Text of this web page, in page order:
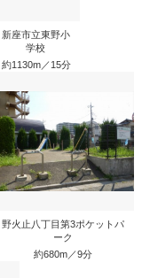
新座市立東野小
学校
約1130m／15分
野火止八丁目第3ポケットパ
ーク
約680m／9分